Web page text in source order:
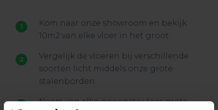
Kom naar onze showroom en bekijk
10m2 van elke vloer in het groot.
Vergelijk de vloeren bij verschillende
soorten licht middels onze grote
stalenborden.
Neem van elke gewenste vloer grote